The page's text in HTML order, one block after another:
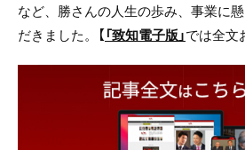
など、勝さんの人生の歩み、事業に
だきました。【「致知電子版」では全文